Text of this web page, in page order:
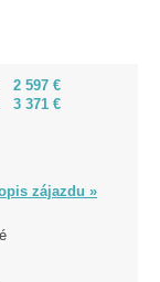
2 597 €
3 371 €
zájazdu »